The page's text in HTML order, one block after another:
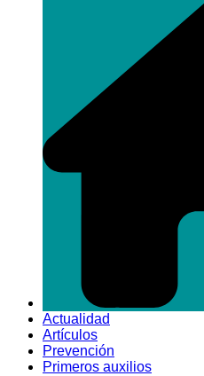
Actualidad
Artículos
Prevención
Primeros auxilios